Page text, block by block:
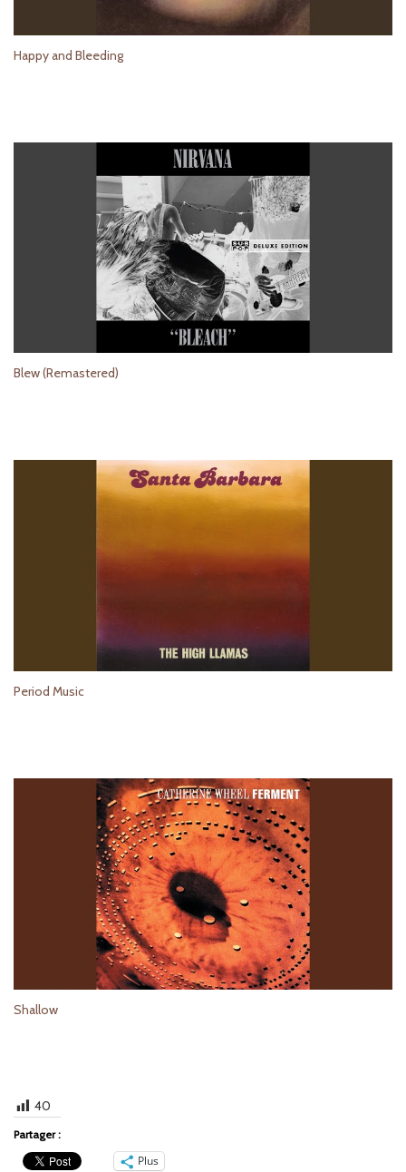
Happy and Bleeding
Blew (Remastered)
Period Music
Shallow
40
Partager :
Plus